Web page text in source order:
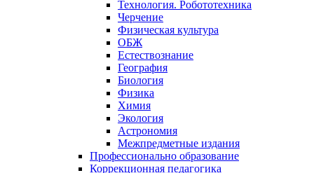
Технология. Робототехника
Черчение
Физическая культура
ОБЖ
Естествознание
География
Биология
Физика
Химия
Экология
Астрономия
Межпредметные издания
Профессионально образование
Коррекционная педагогика